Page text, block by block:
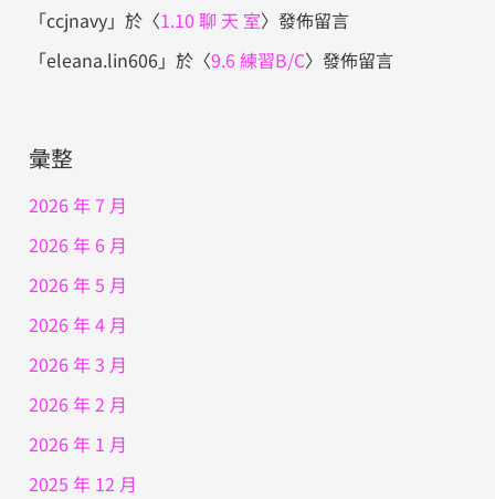
「ccjnavy」於〈1.10 聊 天 室〉發佈留言
「eleana.lin606」於〈9.6 練習B/C〉發佈留言
彙整
2026 年 7 月
2026 年 6 月
2026 年 5 月
2026 年 4 月
2026 年 3 月
2026 年 2 月
2026 年 1 月
2025 年 12 月